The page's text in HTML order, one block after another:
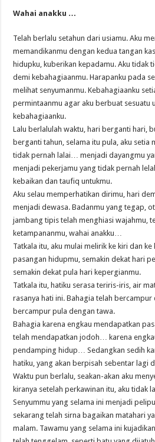
Wahai anakku …
Telah berlalu setahun dari usiamu. Aku
memandikanmu dengan kedua tangan
hidupku, kuberikan kepadamu. Aku tidak
demi kebahagiaanmu. Harapanku pada
melihat senyumanmu. Kebahagiaanku
permintaanmu agar aku berbuat sesuatu
kebahagiaanku.
Lalu berlalulah waktu, hari berganti hari,
berganti tahun, selama itu pula, aku setia
tidak pernah lalai… menjadi dayangmu
menjadi pekerjamu yang tidak pernah
kebaikan dan taufiq untukmu.
Aku selau memperhatikan dirimu, hari
menjadi dewasa. Badanmu yang tegap,
jambang tipis telah menghiasi wajahmu,
ketampananmu, wahai anakku…
Tatkala itu, aku mulai melirik ke kiri dan
pasangan hidupmu, semakin dekat hari
semakin dekat pula hari kepergianmu.
Tatkala itu, hatiku serasa teriris-iris, air
rasanya hati ini. Bahagia telah bercampur
bercampur pula dengan tawa.
Bahagia karena engkau mendapatkan
telah mendapatkan jodoh… karena
pendamping hidup… Sedangkan sedih
hatiku, yang akan berpisah sebentar lagi
Waktu pun berlalu, seakan-akan aku
kiranya setelah perkawinan itu, aku tidak
Senyummu yang selama ini menjadi
sekarang telah sirna bagaikan matahari
malam. Tawamu yang selama ini